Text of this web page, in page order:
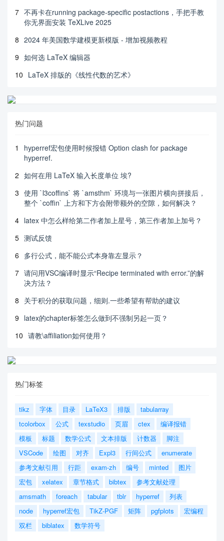
7 不再卡在running package-specific postactions，手把手教
你无界面安装 TeXLive 2025
8 2024 年美国数学建模更新模版 - 增加视频教程
9 如何选 LaTeX 编辑器
10 LaTeX 排版的《线性代数的艺术》
热门问题
1
hyperref宏包使用时候报错 Option clash for package
hyperref.
2 如何在用 LaTeX 输入长度单位 埃?
3 使用 `l3coffins` 将 `amsthm` 环境与一张图片横向拼接后，
整个 `coffin` 上方和下方会附带额外的空隙，如何解决？
4 latex 中怎么样给第二作者加上星号，第三作者加上加号？
5 测试反馈
6 多行公式，能不能公式本身靠左显示？
7 请问用VSC编译时显示“Recipe terminated with error.”的解
决方法？
8 关于积分的获取问题，细则.一些希望有帮助的建议
9 latex的chapter标签怎么做到不强制另起一页？
10 请教\affiliation如何使用？
热门标签
tikz 字体 目录 LaTeX3 排版
tabularray
tcolorbox
公式 texstudio 页眉 ctex
编译报错
模板
标题 数学公式 文本排版 计数器
脚注
VSCode
绘图 对齐 Expl3 行间公式
enumerate
参考文献引用
行距 exam-zh 编号 minted
图片
宏包
xelatex 章节格式 bibtex
参考文献处理
amsmath
foreach tabular tblr hyperref
列表
node
hyperref宏包 TikZ-PGF 矩阵 pgfplots
宏编程
双栏
biblatex 数学符号